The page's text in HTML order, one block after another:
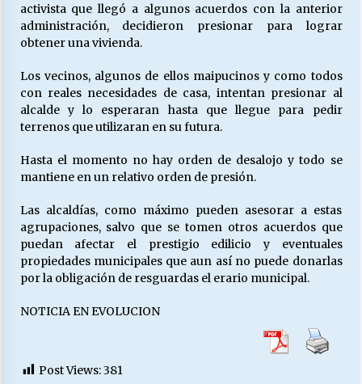
Releyendo la Rerum Novarum a 135 años. “La
cuestión social hoy”.
16/05/2026
S.O.S. a los ricos, Save Our Souls (Salvar
Nuestras Almas)
30/04/2026
¿Asesores con doble sueldo?
18/04/2026
Chile y sus segmentos de la riqueza
06/04/2026
activista que llegó a algunos acuerdos con la anterior
administración, decidieron presionar para lograr
obtener una vivienda.
Los vecinos, algunos de ellos maipucinos y como todos
con reales necesidades de casa, intentan presionar al
alcalde y lo esperaran hasta que llegue para pedir
terrenos que utilizaran en su futura.
Hasta el momento no hay orden de desalojo y todo se
mantiene en un relativo orden de presión.
Las alcaldías, como máximo pueden asesorar a estas
agrupaciones, salvo que se tomen otros acuerdos que
puedan afectar el prestigio edilicio y eventuales
propiedades municipales que aun así no puede donarlas
por la obligación de resguardas el erario municipal.
NOTICIA EN EVOLUCION
Post Views:381